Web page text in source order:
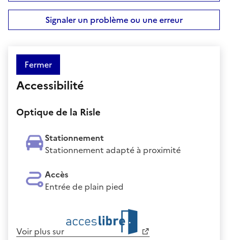
Signaler un problème ou une erreur
Fermer
Accessibilité
Optique de la Risle
Stationnement
Stationnement adapté à proximité
Accès
Entrée de plain pied
Voir plus sur